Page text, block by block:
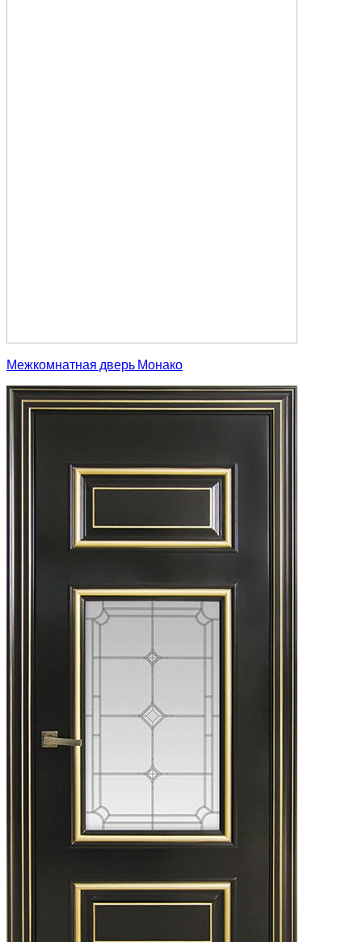
Межкомнатная дверь Монако